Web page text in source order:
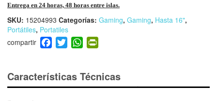
Entrega en 24 horas, 48 horas entre islas.
SKU: 15204993 Categorías: Gaming, Gaming, Hasta 16",
Portátiles, Portatiles
F
a
e
b
T
wi
er
W
h
s
A
ri
e
Características Técnicas